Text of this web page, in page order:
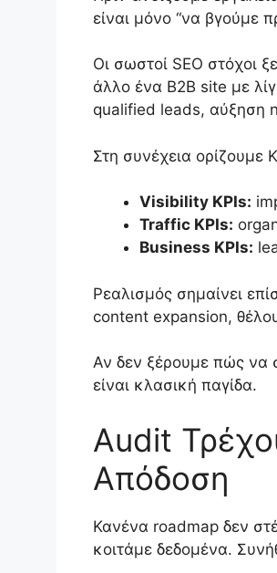
είναι μόνο “να βγούμε
Οι σωστοί SEO στόχοι
άλλο ένα B2B site με
qualified leads, αύξηση
Στη συνέχεια ορίζουμε
Visibility KPIs:
Traffic KPIs:
Business KPIs:
Ρεαλισμός σημαίνει
content expansion,
Αν δεν ξέρουμε πώς να
είναι κλασική παγίδα.
Audit
Απόδοση
Κανένα roadmap δεν
κοιτάμε δεδομένα.